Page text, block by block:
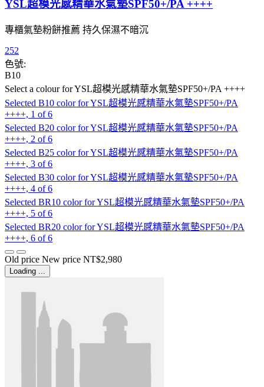
YSL超模光感精華水氣墊SPF50+/PA ++++
專櫃氣墊粉餅推薦 持久保濕不暗沉
252
色號:
B10
Select a colourfor YSL超模光感精華水氣墊SPF50+/PA ++++
Selected B10 color for YSL超模光感精華水氣墊SPF50+/PA
++++, 1 of 6
Selected B20 color for YSL超模光感精華水氣墊SPF50+/PA
++++, 2 of 6
Selected B25 color for YSL超模光感精華水氣墊SPF50+/PA
++++, 3 of 6
Selected B30 color for YSL超模光感精華水氣墊SPF50+/PA
++++, 4 of 6
Selected BR10 color for YSL超模光感精華水氣墊SPF50+/PA
++++, 5 of 6
Selected BR20 color for YSL超模光感精華水氣墊SPF50+/PA
++++, 6 of 6
Old price New price NT$2,980
Loading ...